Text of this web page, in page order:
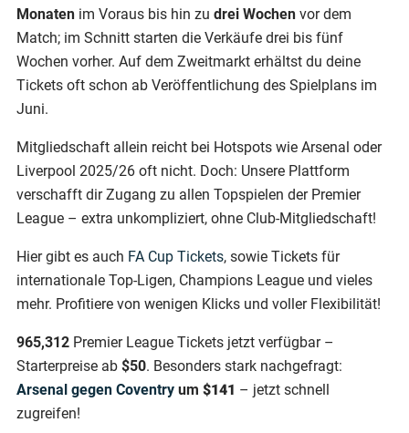
Monaten im Voraus bis hin zu drei Wochen vor dem
Match; im Schnitt starten die Verkäufe drei bis fünf
Wochen vorher. Auf dem Zweitmarkt erhältst du deine
Tickets oft schon ab Veröffentlichung des Spielplans im
Juni.
Mitgliedschaft allein reicht bei Hotspots wie Arsenal oder
Liverpool 2025/26 oft nicht. Doch: Unsere Plattform
verschafft dir Zugang zu allen Topspielen der Premier
League – extra unkompliziert, ohne Club-Mitgliedschaft!
Hier gibt es auch FA Cup Tickets, sowie Tickets für
internationale Top-Ligen, Champions League und vieles
mehr. Profitiere von wenigen Klicks und voller Flexibilität!
965,312 Premier League Tickets jetzt verfügbar –
Starterpreise ab $50. Besonders stark nachgefragt:
Arsenal gegen Coventry um $141 – jetzt schnell
zugreifen!